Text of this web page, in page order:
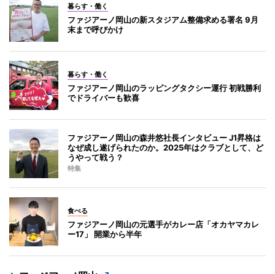
暮らす・働く
ファジアーノ岡山の新スタジアム整備求める署名 9月
末まで呼びかけ
暮らす・働く
ファジアーノ岡山のラッピングタクシー運行 初戦勝利
でドライバーも歓喜
ファジアーノ岡山の森井悠社長インタビュー J1昇格は
なぜ成し遂げられたのか。2025年はクラブとして、ど
うやって戦う？
特集
食べる
ファジアーノ岡山の元選手がカレー店「オカヤマカレ
ー17」 開業から半年